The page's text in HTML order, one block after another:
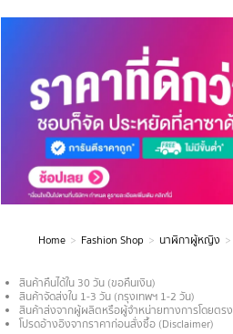
You are here:
Home Fashion Shop นาฬิกาผู้หญิง
สินค้าคืนได้ใน 30 วัน (ขอคืนเงิน)
สินค้าจัดส่งใน 1-3 วัน (กรุงเทพฯ 1-2 วัน)
สินค้าส่งจากผู้ผลิตหรือผู้จำหน่ายทางการโดยตรง
โปรดอ้างอิงจากราคาก่อนสั่งซื้อ (Disclaimer)